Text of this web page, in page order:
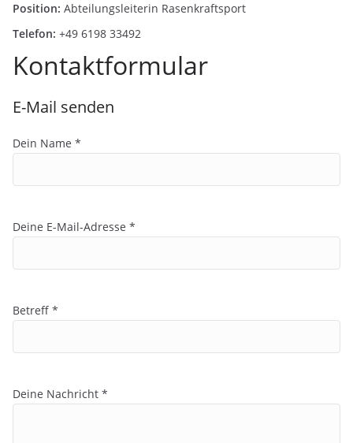
Position: Abteilungsleiterin Rasenkraftsport
Telefon: +49 6198 33492
Kontaktformular
E-Mail senden
Dein Name *
Deine E-Mail-Adresse *
Betreff *
Deine Nachricht *